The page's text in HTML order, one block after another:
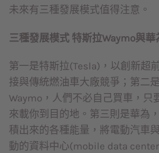
未來有三種發展模式值得注意。
三種發展模式 特斯拉Waymo與華
第一是特斯拉(Tesla)，以創新超
接與傳統燃油車大廠競爭；第二
Waymo，人們不必自己買車，只
來載你到目的地。第三則是華為
積出來的各種能量，將電動汽車
動的資料中心(mobile data